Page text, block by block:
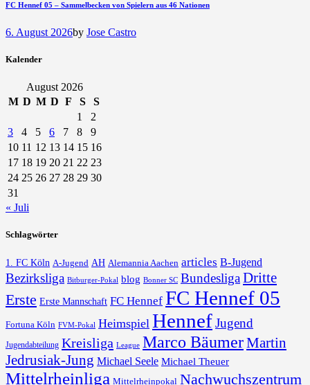
FC Hennef 05 – Sammelbecken von Spielern aus 46 Nationen
6. August 2026by Jose Castro
Kalender
August 2026
M D M D F S
S
1
2
3
4 5 6 7 8
9
10 11 12 13 14 15 16
17 18 19 20 21 22 23
24 25 26 27 28 29 30
31
« Juli
Schlagwörter
1. FC Köln A-Jugend AH Alemannia Aachen articles B-Jugend
Bezirksliga Bitburger-Pokal blog Bonner SC Bundesliga Dritte
Erste Erste Mannschaft FC Hennef FC Hennef 05
Fortuna Köln FVM-Pokal Heimspiel HennefJugend
Jugendabteilung Kreisliga League Marco BäumerMartin
Jedrusiak-Jung Michael Seele Michael Theuer
Mittelrheinliga Mittelrheinpokal Nachwuchszentrum